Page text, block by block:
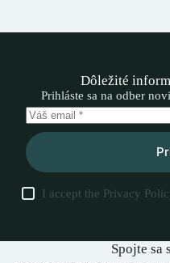
Dôležité
Prihláste sa na odber
I accept the Privacy
Spojte sa